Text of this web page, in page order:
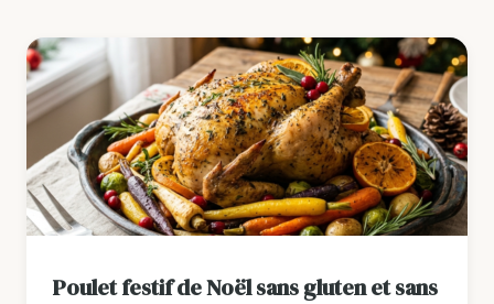
Poulet festif de Noël sans gluten et sans